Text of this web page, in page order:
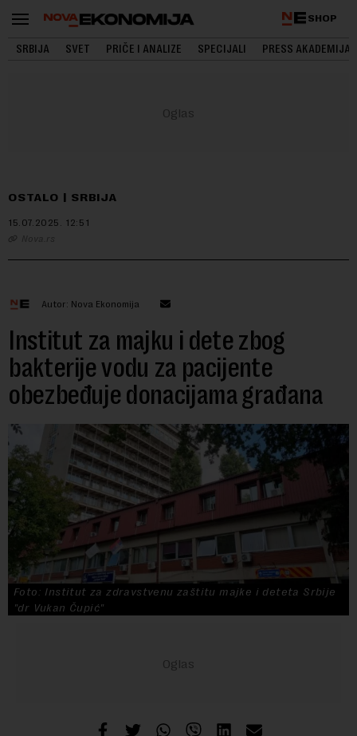
SHOP
SRBIJA SVET PRIČE I ANALIZE SPECIJALI PRESS AKADEMIJA
OSTALO SRBIJA
15.07.2025. 12:51
Nova.rs
Autor: Nova Ekonomija
Institut za majku i dete zbog
bakterije vodu za pacijente
obezbeđuje donacijama građana
Foto: Institut za zdravstvenu zaštitu majke i deteta Srbije
"dr Vukan Čupić"